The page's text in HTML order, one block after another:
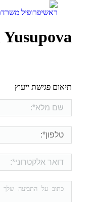
ראשיפרופיל משרד
תיאום פגישת ייעוץ